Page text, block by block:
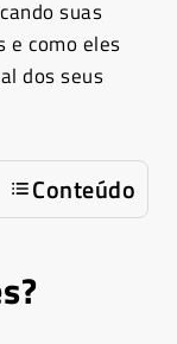
suas
e como eles
dos seus
Conteúdo